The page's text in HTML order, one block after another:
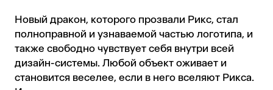
Новый дракон, которого прозвали Рикс, стал
полноправной и узнаваемой частью логотипа, и
также свободно чувствует себя внутри всей
дизайн-системы. Любой объект оживает и
становится веселее, если в него вселяют Рикса.